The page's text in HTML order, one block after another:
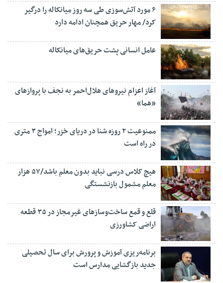
۶ مورد آتش‌سوزی طی سه روز میانکاله را درگیر
کرد/ مهار حریق همچنان ادامه دارد
عامل انسانی پشت حریق‌های میانکاله
آغاز اعزام نیروهای هلال‌احمر به نجف با پروازهای
«هما»
ممنوعیت ۲ روزه شنا در دریای خزر؛ امواج ۳ متری
در راه است
هیچ کلاس درسی نباید بدون معلم باشد/۵۷ هزار
معلم مشمول بازنشستگی
قلع و قمع ساخت‌وسازهای غیرمجاز در ۳۵ قطعه
اراضی کشاورزی
برنامه‌ریزی آموزش و پرورش برای سال تحصیلی
جدید بازگشایی مدارس است